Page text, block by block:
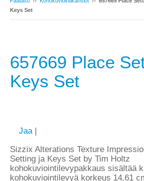
Keys Set
657669 Place
Keys Set
Jaa |
Sizzix Alterations Texture
Setting ja Keys Set by Tim Holtz
kohokuviointilevypakkaus sisältää
kohokuviointilevyä korkeus 14,61